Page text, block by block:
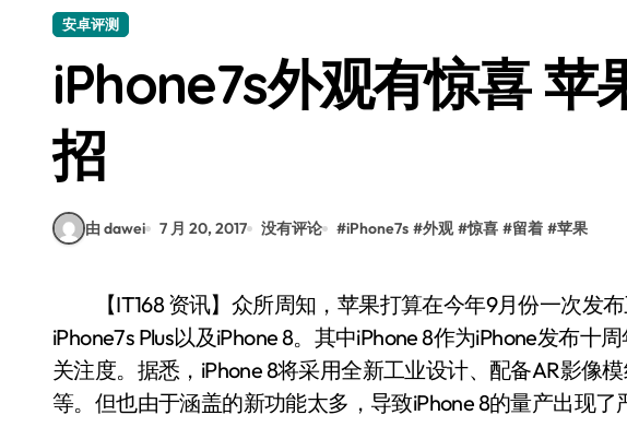
Galaxy S25 Ultra颜值巅峰，定制主题潮酷上线！
安卓评测
iPhone7s外观有惊喜 苹
招
由 dawei 7 月 20, 2017 没有评论 #iPhone7s #外观 #惊喜 #留着 #苹果
【IT168 资讯】众所周知，苹果打算在今年9月份一次发布三款新iPhone，分别是iPhone 7s、
iPhone7s Plus以及iPhone 8。其中iPhone 8作为iPhone发布十
关注度。据悉，iPhone 8将采用全新工业设计、配备AR影像
等。但也由于涵盖的新功能太多，导致iPhone 8的量产出现了